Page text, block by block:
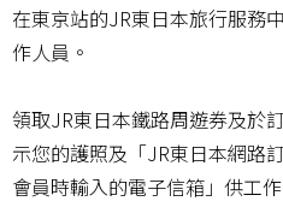
在東京站的JR東日本旅行服務
作人員。
領取JR東日本鐵路周遊券及於
示您的護照及「JR東日本網路
會員時輸入的電子信箱」供工